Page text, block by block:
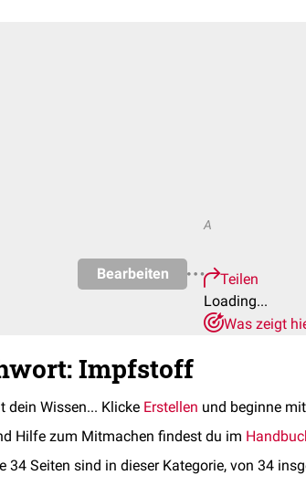
Bearbeiten
A
Teilen
Loading...
Was zeigt
Impfstoff
dein Wissen... Klicke Erstellen und beginne
Hilfe zum Mitmachen findest du im
34 Seiten sind in dieser Kategorie, von 34